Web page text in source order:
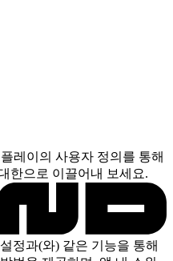
레이의 사용자 정의를 통해
한으로 이끌어내 보세요.
정과(와) 같은 기능을 통해